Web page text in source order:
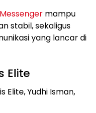
mampu
stabil, sekaligus
yang lancar di
Elite
Elite, Yudhi Isman,